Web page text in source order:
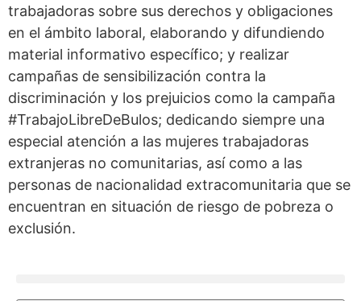
trabajadoras sobre sus derechos y obligaciones
en el ámbito laboral, elaborando y difundiendo
material informativo específico; y realizar
campañas de sensibilización contra la
discriminación y los prejuicios como la campaña
#TrabajoLibreDeBulos; dedicando siempre una
especial atención a las mujeres trabajadoras
extranjeras no comunitarias, así como a las
personas de nacionalidad extracomunitaria que se
encuentran en situación de riesgo de pobreza o
exclusión.